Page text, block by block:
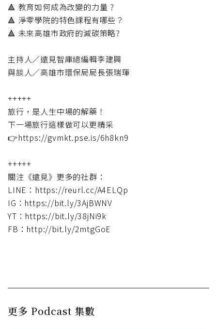
🔺 教育如何成為改變的力量 ?
🔺 淨零學院的特色課程有哪些？
🔺 未來高雄市政府的減碳策略?
主持人／遠見智庫總編輯李建興
與談人／高雄市環保局局長張瑞琿
+++++
旅行，是人生中場的解藥！
下一場旅行這樣做可以更精采
👉https://gvmkt.pse.is/6h8kn9
+++++
關注《遠見》更多的社群：
LINE：https://reurl.cc/A4ELQp
IG：https://bit.ly/3AjBWNV
YT：https://bit.ly/38jNi9k
FB：http://bit.ly/2mtgGoE
更多 Podcast 集數